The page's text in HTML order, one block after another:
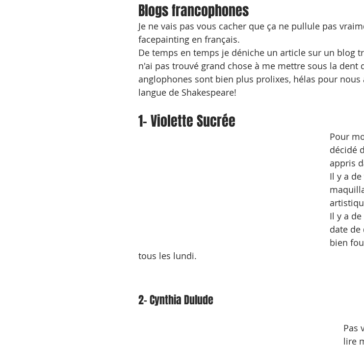
Blogs francophones
Je ne vais pas vous cacher que ça ne pullule pas
facepainting en français.
De temps en temps je déniche un article sur un blog
n'ai pas trouvé grand chose à me mettre sous la dent
anglophones sont bien plus prolixes, hélas pour
langue de Shakespeare!
1- Violette Sucrée
Pour
décidé
appris
Il y a
Il y a
date de
bien
tous les lundi.
2- Cynthia Dulude
Pas
lire